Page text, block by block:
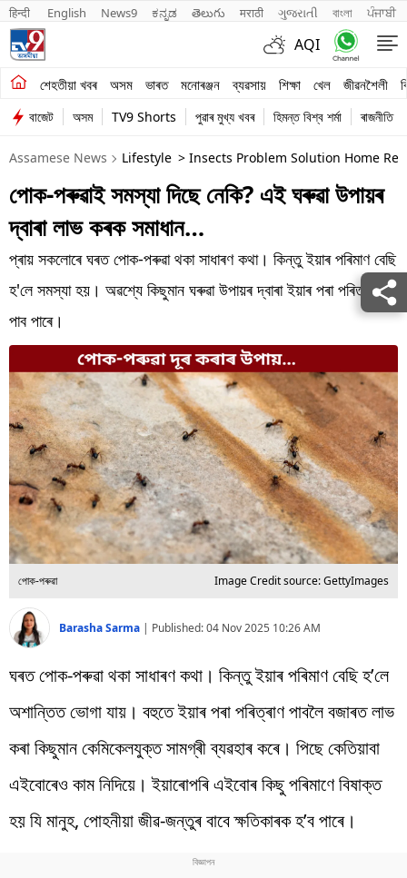
हिन्दी English News9 ಕನ್ನಡ తెలుగు मराठी ગુજરાતી বাংলা ਪੰਜਾਬੀ
AQI
শেহতীয়া খবৰ অসম ভাৰত মনোৰঞ্জন ব্যৱসায় শিক্ষা খেল জীৱনশৈলী
শেহতীয়া খবৰ
অসম
ভাৰত
মনোৰঞ্জন
ব্যৱসায়
শিক্ষা
খেল
জীৱনশৈলী
বিশ্ব
প্ৰযুক্তি
Videos
বাজেট অসম TV9 Shorts পুৱাৰ মুখ্য খবৰ হিমন্ত বিশ্ব শৰ্মা ৰাজনীতি
Assamese News Lifestyle > Insects Problem Solution Home
পোক-পৰুৱাই সমস্যা দিছে নেকি? এই ঘৰুৱা উপায়ৰ
দ্বাৰা লাভ কৰক সমাধান…
প্ৰায় সকলোৰে ঘৰত পোক-পৰুৱা থকা সাধাৰণ কথা। কিন্তু ইয়াৰ পৰিমাণ বেছি
হ'লে সমস্যা হয়। অৱশ্যে কিছুমান ঘৰুৱা উপায়ৰ দ্বাৰা ইয়াৰ পৰা পৰিত্ৰাণ
পাব পাৰে।
পোক-পৰুৱা Image Credit source: GettyImages
Barasha Sarma | Published:04 Nov 2025 10:26 AM
ঘৰত পোক-পৰুৱা থকা সাধাৰণ কথা। কিন্তু ইয়াৰ পৰিমাণ বেছি হ’লে
অশান্তিত ভোগা যায়। বহুতে ইয়াৰ পৰা পৰিত্ৰাণ পাবলৈ বজাৰত লাভ
কৰা কিছুমান কেমিকেলযুক্ত সামগ্ৰী ব্যৱহাৰ কৰে। পিছে কেতিয়াবা
এইবোৰেও কাম নিদিয়ে। ইয়াৰোপৰি এইবোৰ কিছু পৰিমাণে বিষাক্ত
হয় যি মানুহ, পোহনীয়া জীৱ-জন্তুৰ বাবে ক্ষতিকাৰক হ’ব পাৰে।